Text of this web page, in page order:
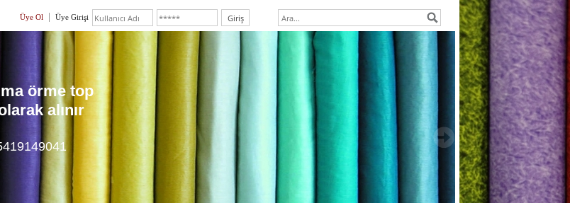
Üye Ol Üye Girişi
örme top
alınır